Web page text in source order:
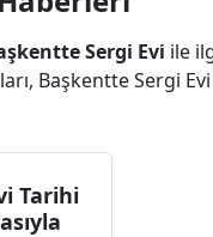
Sergi Evi ile
Başkentte Sergi
Tarihi